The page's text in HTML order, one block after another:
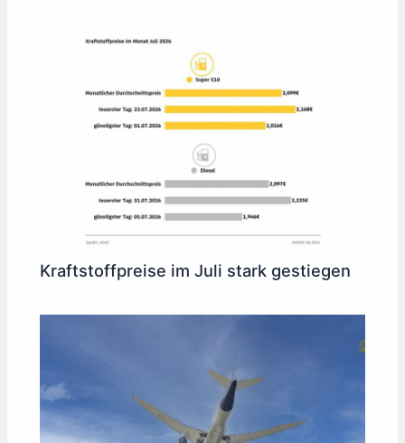
Kraftstoffpreise im Juli stark gestiegen